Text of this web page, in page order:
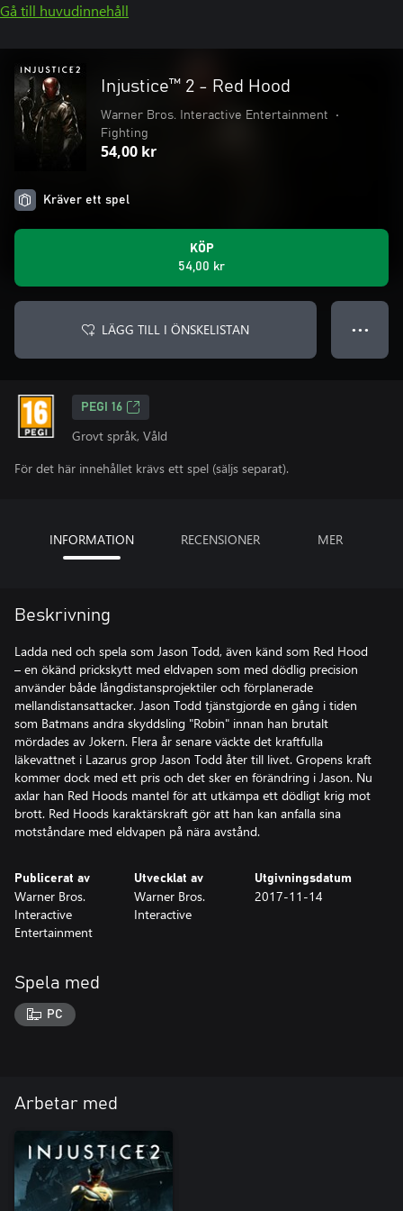
Gå till huvudinnehåll
Injustice™ 2 - Red Hood
Warner Bros. Interactive Entertainment
•
Fighting
54,00 kr
Kräver ett spel
KÖP
54,00 kr
LÄGG TILL I ÖNSKELISTAN ● ● ●
PEGI 16
Grovt språk, Våld
För det här innehållet krävs ett spel (säljs separat).
INFORMATION RECENSIONER MER
Beskrivning
Ladda ned och spela som Jason Todd, även känd som Red Hood
– en ökänd prickskytt med eldvapen som med dödlig precision
använder både långdistansprojektiler och förplanerade
mellandistansattacker. Jason Todd tjänstgjorde en gång i tiden
som Batmans andra skyddsling "Robin" innan han brutalt
mördades av Jokern. Flera år senare väckte det kraftfulla
läkevattnet i Lazarus grop Jason Todd åter till livet. Gropens kraft
kommer dock med ett pris och det sker en förändring i Jason. Nu
axlar han Red Hoods mantel för att utkämpa ett dödligt krig mot
brott. Red Hoods karaktärskraft gör att han kan anfalla sina
motståndare med eldvapen på nära avstånd.
Publicerat av
Warner Bros.
Interactive
Entertainment
Utvecklat av
Warner Bros.
Interactive
Utgivningsdatum
2017-11-14
Spela med
PC
Arbetar med